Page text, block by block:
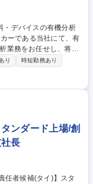
業務をお任せし、将来
ト業務をお任せしま
技術（GC、GC/MS、L
社の材料・デバイスの
用いて顧客をサポー
整備し、顧客に貢献で
する。 募集職種
ア
り
時短勤務あり
ンダード上場/創
長